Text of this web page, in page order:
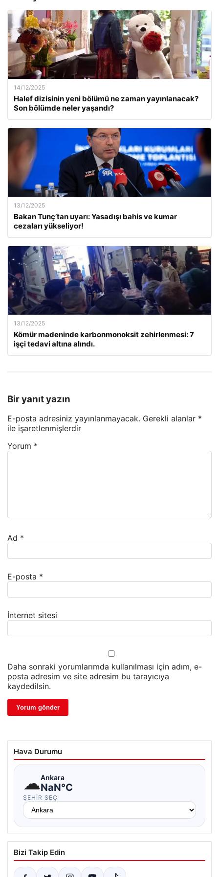
14/12/2025
Halef dizisinin yeni bölümü ne zaman yayınlanacak?
Son bölümde neler yaşandı?
13/12/2025
Bakan Tunç’tan uyarı: Yasadışı bahis ve kumar
cezaları yükseliyor!
13/12/2025
Kömür madeninde karbonmonoksit zehirlenmesi: 7
işçi tedavi altına alındı.
Bir yanıt yazın
E-posta adresiniz yayınlanmayacak. Gerekli alanlar *
ile işaretlenmişlerdir
Yorum *
Ad *
E-posta *
İnternet sitesi
Daha sonraki yorumlarımda kullanılması için adım, e-
posta adresim ve site adresim bu tarayıcıya
kaydedilsin.
Hava Durumu
☁Ankara
NaN°C
ŞEHIR SEÇ
Bizi Takip Edin